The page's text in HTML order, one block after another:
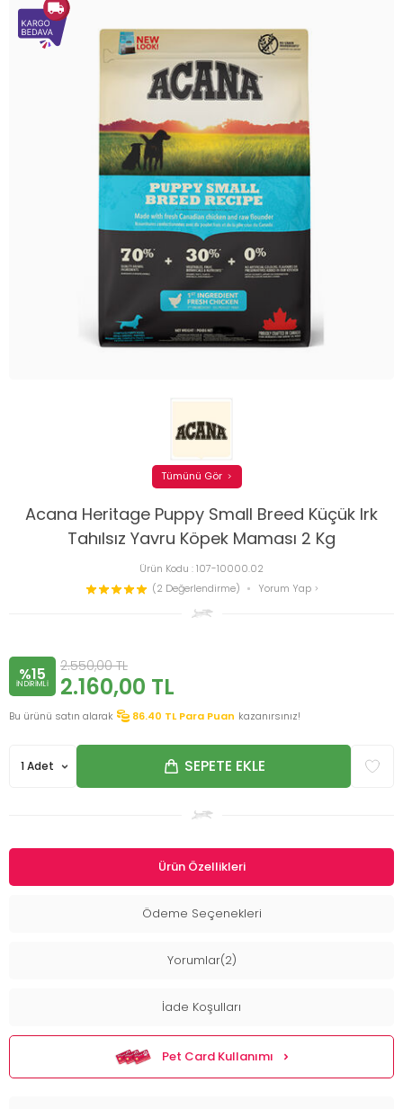
Acana Heritage Puppy Small Breed Küçük Irk
Tahılsız Yavru Köpek Maması 2 Kg
Ürün Kodu :107-10000.02
(2 Değerlendirme)
Yorum Yap
Tümünü Gör
%15
INDIRIMLI
2.550,00TL
2.160,00 TL
Bu ürünü satın alarak 86.40 TL Para Puan kazanırsınız!
SEPETE EKLE
Ürün Özellikleri
Ödeme Seçenekleri
Yorumlar(2)
İade Koşulları
Pet Card Kullanımı